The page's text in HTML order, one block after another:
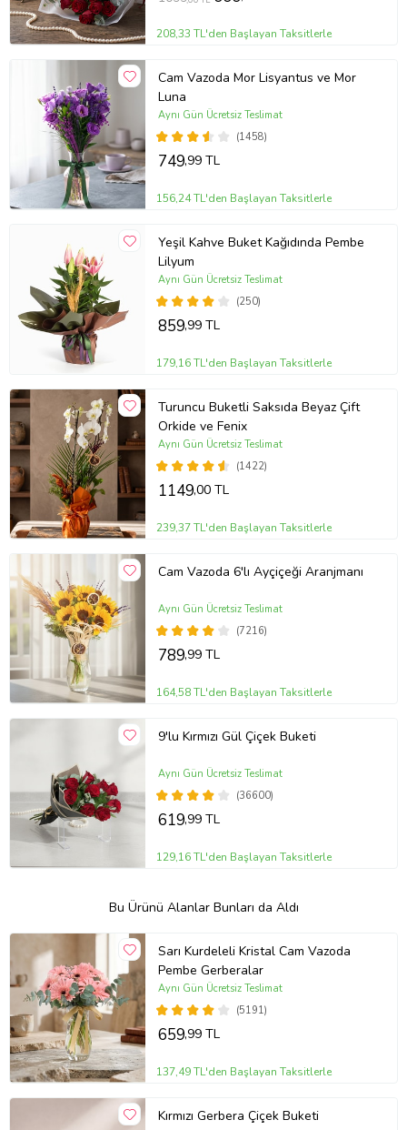
208,33 TL'den Başlayan Taksitlerle
Cam Vazoda Mor Lisyantus ve Mor
Luna
(1458)
Aynı Gün Ücretsiz Teslimat
749,99 TL
156,24 TL'den Başlayan Taksitlerle
Yeşil Kahve Buket Kağıdında Pembe
Lilyum
(250)
Aynı Gün Ücretsiz Teslimat
859,99 TL
179,16 TL'den Başlayan Taksitlerle
Turuncu Buketli Saksıda Beyaz Çift
Orkide ve Fenix
(1422)
Aynı Gün Ücretsiz Teslimat
1149,00 TL
239,37 TL'den Başlayan Taksitlerle
Cam Vazoda 6'lı Ayçiçeği Aranjmanı
(7216)
Aynı Gün Ücretsiz Teslimat
789,99 TL
164,58 TL'den Başlayan Taksitlerle
9'lu Kırmızı Gül Çiçek Buketi
(36600)
Aynı Gün Ücretsiz Teslimat
619,99 TL
129,16 TL'den Başlayan Taksitlerle
Bu Ürünü Alanlar Bunları da Aldı
Sarı Kurdeleli Kristal Cam Vazoda
Pembe Gerberalar
(5191)
Aynı Gün Ücretsiz Teslimat
659,99 TL
137,49 TL'den Başlayan Taksitlerle
Kırmızı Gerbera Çiçek Buketi